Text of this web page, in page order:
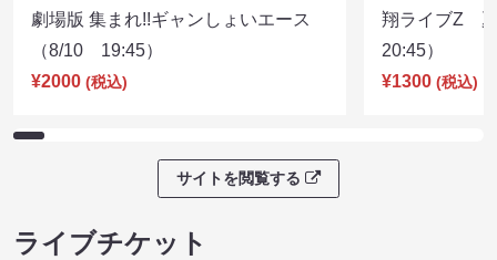
劇場版 集まれ!!ギャンしょいエース
（8/10 19:45）
¥2000 (税込)
翔ライブZ
20:45）
¥1300 (税込)
サイトを閲覧する
ライブチケット